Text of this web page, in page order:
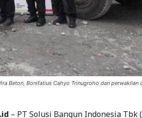
Beton, Bonifatius Cahyo Trinugroho dan perwakilan
– PT Solusi Bangun Indonesia Tbk